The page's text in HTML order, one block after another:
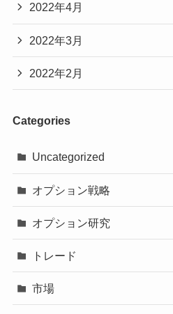
2022年4月
2022年3月
2022年2月
Categories
Uncategorized
オプション戦略
オプション研究
トレード
市場